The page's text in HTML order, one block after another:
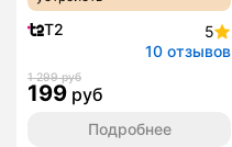
T2
5
10 отзывов
1 299 руб
199 руб
Подробнее